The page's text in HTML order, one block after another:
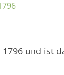
und ist